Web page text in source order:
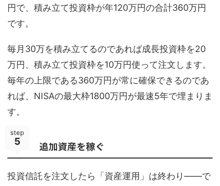
円で、積み立て投資枠が年120万円の合計360万円
です。
毎月30万を積み立てるのであれば成長投資枠を20
万円、積み立て投資枠を10万円使って注文します。
毎年の上限である360万円が常に確保できるのであ
れば、NISAの最大枠1800万円が最速5年で埋まりま
す。
step
5 追加資産を稼ぐ
投資信託を注文したら「資産運用」は終わり――で